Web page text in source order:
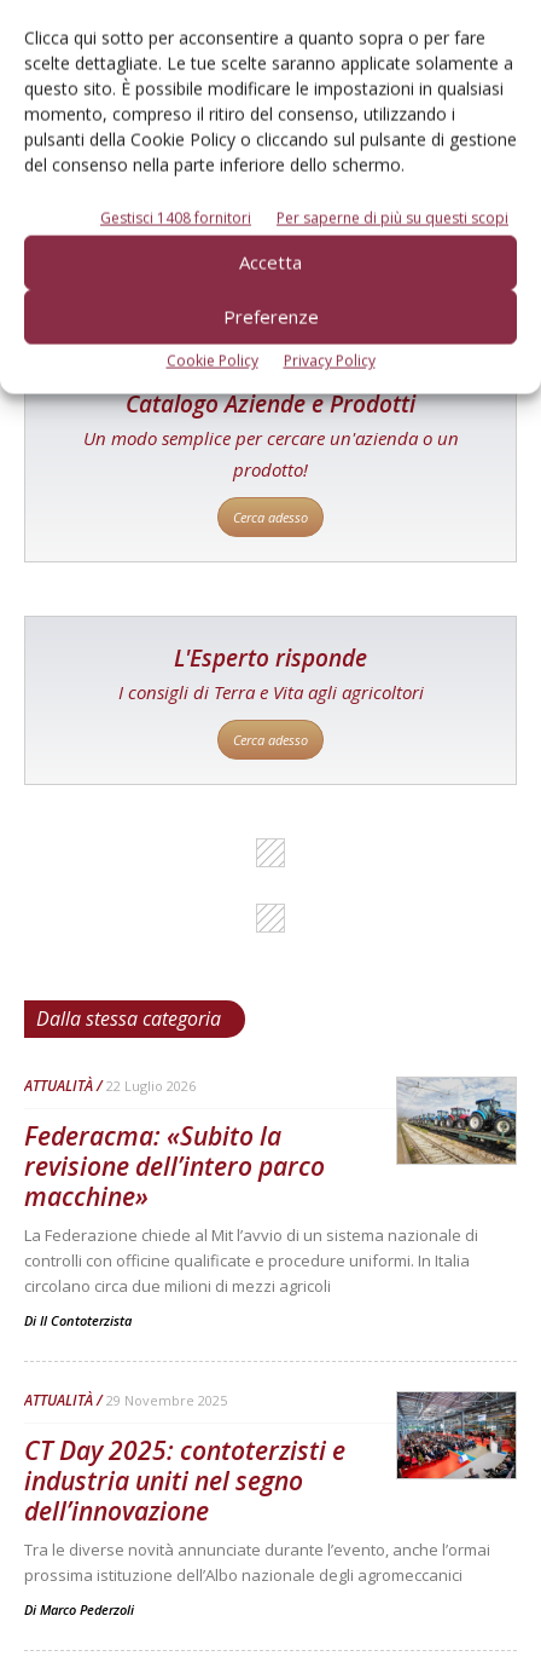
Clicca qui sotto per acconsentire a quanto sopra o per fare
scelte dettagliate. Le tue scelte saranno applicate solamente a
questo sito. È possibile modificare le impostazioni in qualsiasi
momento, compreso il ritiro del consenso, utilizzando i
pulsanti della Cookie Policy o cliccando sul pulsante di gestione
del consenso nella parte inferiore dello schermo.
Gestisci 1408 fornitori Per saperne di più su questi scopi
Accetta
Preferenze
Cookie Policy Privacy Policy
E-magazine
Tecniche, prodotti e servizi dalle aziende
Catalogo Aziende e Prodotti
Un modo semplice per cercare un'azienda o un
prodotto!
Cerca adesso
L'Esperto risponde
I consigli di Terra e Vita agli agricoltori
Cerca adesso
Dalla stessa categoria
ATTUALITÀ 22 Luglio 2026
Federacma: «Subito la
revisione dell’intero parco
macchine»
La Federazione chiede al Mit l’avvio di un sistema nazionale di
controlli con officine qualificate e procedure uniformi. In Italia
circolano circa due milioni di mezzi agricoli
Di Il Contoterzista
ATTUALITÀ 29 Novembre 2025
CT Day 2025: contoterzisti e
industria uniti nel segno
dell’innovazione
Tra le diverse novità annunciate durante l’evento, anche l’ormai
prossima istituzione dell’Albo nazionale degli agromeccanici
Di Marco Pederzoli